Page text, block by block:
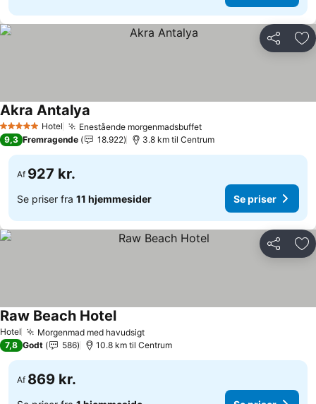
Del
5 Stjerner Hotel Enestående morgenmadsbuffet
Akra Antalya
9,3 Fremragende 18.922 3.8 km til Centrum
Af 927 kr.
Se priser fra 11 hjemmesider Se priser
Del
Hotel Morgenmad med havudsigt
Raw Beach Hotel
7,8 Godt 586 10.8 km til Centrum
Af 869 kr.